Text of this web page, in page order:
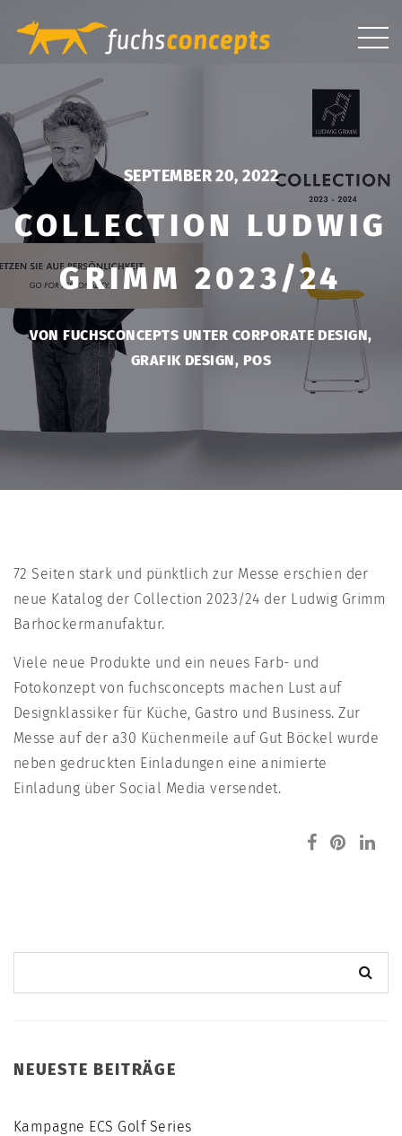
SEPTEMBER 20, 2022
COLLECTION LUDWIG
GRIMM 2023/24
VON FUCHSCONCEPTS UNTER CORPORATE DESIGN,
GRAFIK DESIGN, POS
72 Seiten stark und pünktlich zur Messe erschien der
neue Katalog der Collection 2023/24 der Ludwig Grimm
Barhockermanufaktur.
Viele neue Produkte und ein neues Farb- und
Fotokonzept von fuchsconcepts machen Lust auf
Designklassiker für Küche, Gastro und Business. Zur
Messe auf der a30 Küchenmeile auf Gut Böckel wurde
neben gedruckten Einladungen eine animierte
Einladung über Social Media versendet.
NEUESTE BEITRÄGE
Kampagne ECS Golf Series